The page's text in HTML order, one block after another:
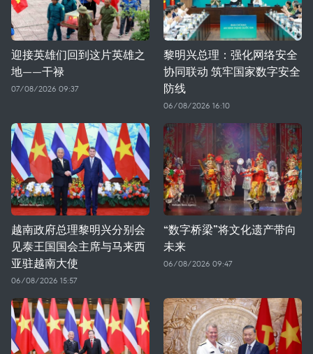
迎接英雄们回到这片英雄之
地——干禄
07/08/2026 09:37
黎明兴总理：强化网络安全
协同联动 筑牢国家数字安全
防线
06/08/2026 16:10
越南政府总理黎明兴分别会
见泰王国国会主席与马来西
亚驻越南大使
06/08/2026 15:57
“数字桥梁”将文化遗产带向
未来
06/08/2026 09:47